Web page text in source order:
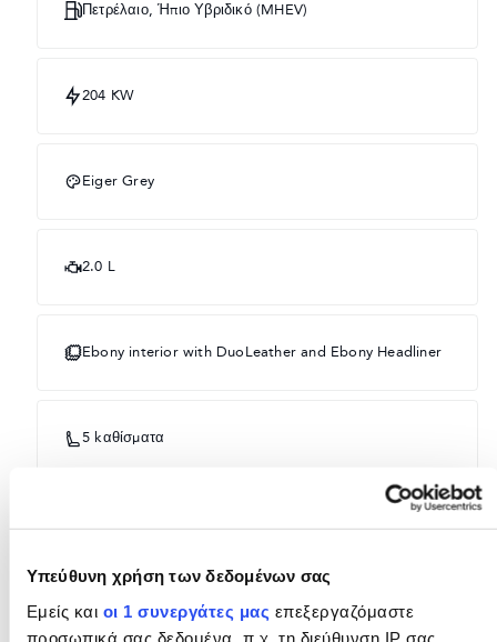
Υπεύθυνη χρήση των δεδομένων σας
Εμείς και οι 1 συνεργάτες μας επεξεργαζόμαστε
προσωπικά σας δεδομένα, π.χ. τη διεύθυνση IP σας,
Πετρέλαιο, Ήπιο Υβριδικό (MHEV)
204 KW
Eiger Grey
2.0 L
Ebony interior with DuoLeather and Ebony Headliner
5 kαθίσματα
ΕΞΟΠΛΙΣΜΌΣ
Προαιρετικό
Στάνταρ